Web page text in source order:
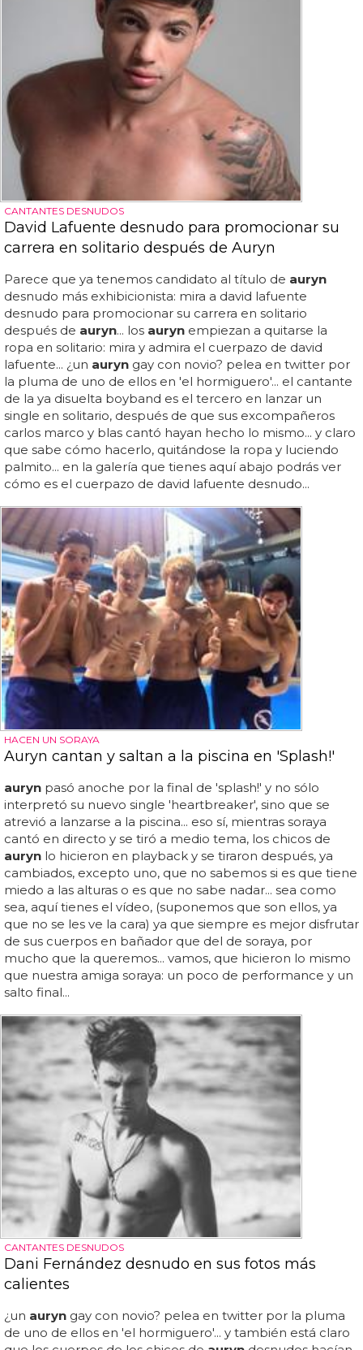
CANTANTES DESNUDOS
David Lafuente desnudo para promocionar su
carrera en solitario después de Auryn
Parece que ya tenemos candidato al título de auryn
desnudo más exhibicionista: mira a david lafuente
desnudo para promocionar su carrera en solitario
después de auryn... los auryn empiezan a quitarse la
ropa en solitario: mira y admira el cuerpazo de david
lafuente... ¿un auryn gay con novio? pelea en twitter por
la pluma de uno de ellos en 'el hormiguero'... el cantante
de la ya disuelta boyband es el tercero en lanzar un
single en solitario, después de que sus excompañeros
carlos marco y blas cantó hayan hecho lo mismo... y claro
que sabe cómo hacerlo, quitándose la ropa y luciendo
palmito... en la galería que tienes aquí abajo podrás ver
cómo es el cuerpazo de david lafuente desnudo...
HACEN UN SORAYA
Auryn cantan y saltan a la piscina en 'Splash!'
auryn pasó anoche por la final de 'splash!' y no sólo
interpretó su nuevo single 'heartbreaker', sino que se
atrevió a lanzarse a la piscina... eso sí, mientras soraya
cantó en directo y se tiró a medio tema, los chicos de
auryn lo hicieron en playback y se tiraron después, ya
cambiados, excepto uno, que no sabemos si es que tiene
miedo a las alturas o es que no sabe nadar... sea como
sea, aquí tienes el vídeo, (suponemos que son ellos, ya
que no se les ve la cara) ya que siempre es mejor disfrutar
de sus cuerpos en bañador que del de soraya, por
mucho que la queremos... vamos, que hicieron lo mismo
que nuestra amiga soraya: un poco de performance y un
salto final...
CANTANTES DESNUDOS
Dani Fernández desnudo en sus fotos más
calientes
¿un auryn gay con novio? pelea en twitter por la pluma
de uno de ellos en 'el hormiguero'... y también está claro